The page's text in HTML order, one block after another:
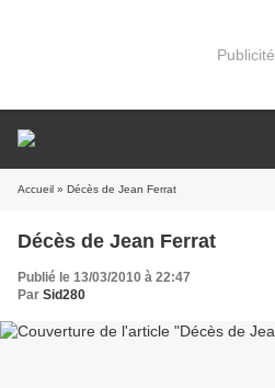
Publicité
Accueil » Décès de Jean Ferrat
Décès de Jean Ferrat
Publié le 13/03/2010 à 22:47
Par Sid280